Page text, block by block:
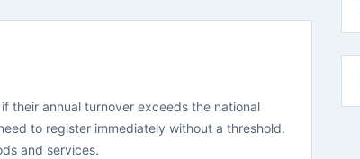
their annual turnover exceeds the national
to register immediately without a threshold.
and services.